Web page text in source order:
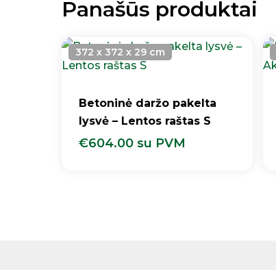
Panašūs produktai
Betoninė daržo pakelta
lysvė – Lentos raštas S
€604.00 su PVM
372 x 372 x 29 cm